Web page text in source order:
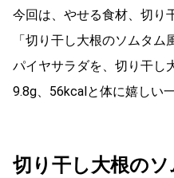
今回は、やせる食材、切り
「切り干し大根のソムタ
パイヤサラダを、切り干し
9.8g、56kcalと体に嬉しい
切り干し大根の